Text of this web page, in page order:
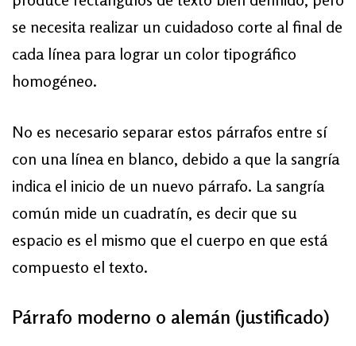
se necesita realizar un cuidadoso corte al final de
cada línea para lograr un color tipográfico
homogéneo.
No es necesario separar estos párrafos entre sí
con una línea en blanco, debido a que la sangría
indica el inicio de un nuevo párrafo. La sangría
común mide un cuadratín, es decir que su
espacio es el mismo que el cuerpo en que está
compuesto el texto.
Párrafo moderno o alemán (justificado)